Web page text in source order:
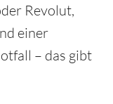
Revolut,
einer
– das gibt